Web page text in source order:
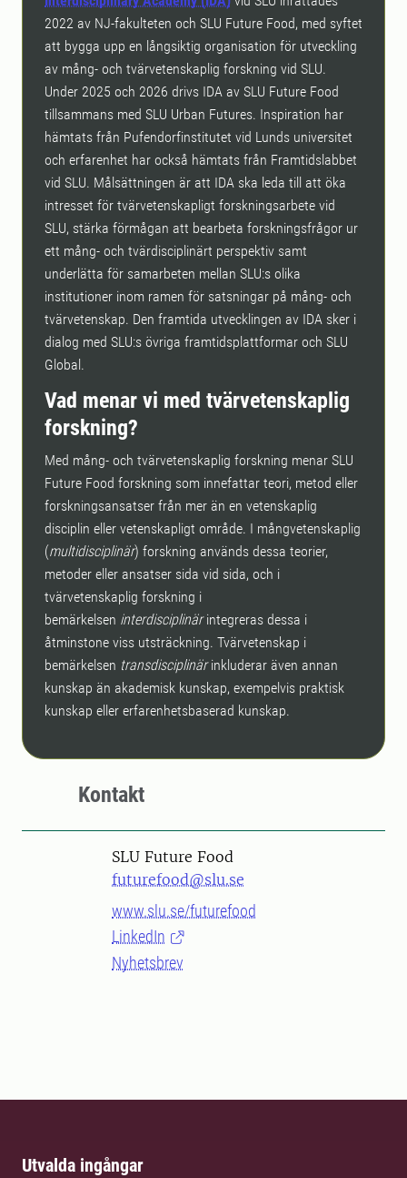
2022 av NJ-fakulteten och SLU Future Food, med syftet
att bygga upp en långsiktig organisation för utveckling
av mång- och tvärvetenskaplig forskning vid SLU.
Under 2025 och 2026 drivs IDA av SLU Future Food
tillsammans med SLU Urban Futures. Inspiration har
hämtats från Pufendorfinstitutet vid Lunds universitet
och erfarenhet har också hämtats från Framtidslabbet
vid SLU. Målsättningen är att IDA ska leda till att öka
intresset för tvärvetenskapligt forskningsarbete vid
SLU, stärka förmågan att bearbeta forskningsfrågor ur
ett mång- och tvärdisciplinärt perspektiv samt
underlätta för samarbeten mellan SLU:s olika
institutioner inom ramen för satsningar på mång- och
tvärvetenskap. Den framtida utvecklingen av IDA sker i
dialog med SLU:s övriga framtidsplattformar och SLU
Global.
Vad menar vi med tvärvetenskaplig
forskning?
Med mång- och tvärvetenskaplig forskning menar SLU
Future Food forskning som innefattar teori, metod eller
forskningsansatser från mer än en vetenskaplig
disciplin eller vetenskapligt område. I mångvetenskaplig
(multidisciplinär) forskning används dessa teorier,
metoder eller ansatser sida vid sida, och i
tvärvetenskaplig forskning i
bemärkelsen interdisciplinärintegreras dessa i
åtminstone viss utsträckning. Tvärvetenskap i
bemärkelsen transdisciplinärinkluderar även annan
kunskap än akademisk kunskap, exempelvis praktisk
kunskap eller erfarenhetsbaserad kunskap.
Kontakt
SLU Future Food
futurefood@slu.se
www.slu.se/futurefood
LinkedIn
Nyhetsbrev
Utvalda ingångar